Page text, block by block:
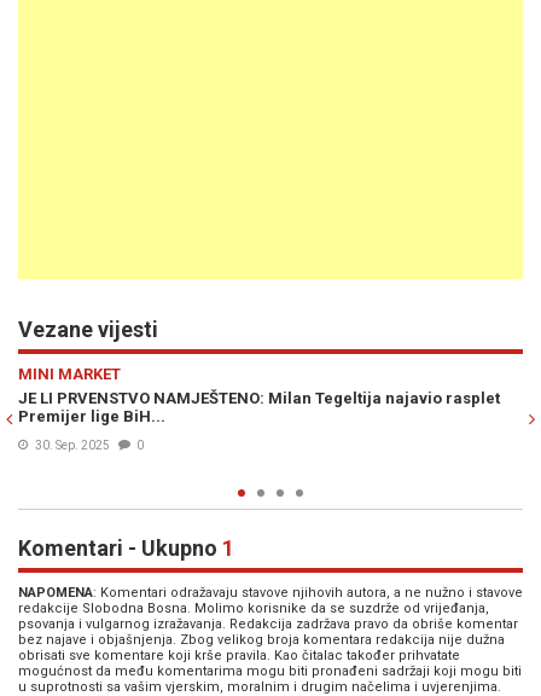
Vezane vijesti
Milan Tegeltija najavio rasplet
MILAN TEGELTIJA PROVOCIRA:
Komentari - Ukupno 1
NAPOMENA: Komentari odražavaju stavove njihovih autora, a ne nužno i stavove
redakcije Slobodna Bosna. Molimo korisnike da se suzdrže od vrijeđanja,
psovanja i vulgarnog izražavanja. Redakcija zadržava pravo da obriše komentar
bez najave i objašnjenja. Zbog velikog broja komentara redakcija nije dužna
obrisati sve komentare koji krše pravila. Kao čitalac također prihvatate
mogućnost da među komentarima mogu biti pronađeni sadržaji koji mogu biti
u suprotnosti sa vašim vjerskim, moralnim i drugim načelima i uvjerenjima.